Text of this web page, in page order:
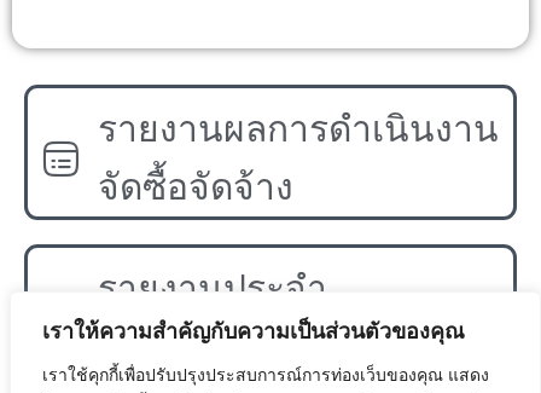
เราให้ความสำคัญกับความเป็นส่วนตัวของคุณ
เราใช้คุกกี้เพื่อปรับปรุงประสบการณ์การท่องเว็บของคุณ แสดง
รายงานผลการดำเนินงาน
จัดซื้อจัดจ้าง
รายงานประจำ
ปีงบประมาณ